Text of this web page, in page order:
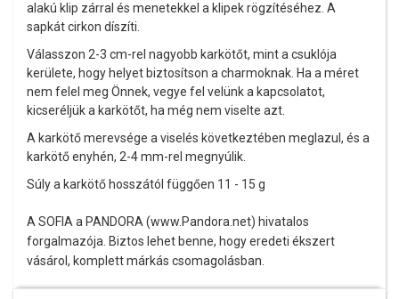
alakú klip zárral és menetekkel a klipek rögzítéséhez. A
sapkát cirkon díszíti.
Válasszon 2-3 cm-rel nagyobb karkötőt, mint a csuklója
kerülete, hogy helyet biztosítson a charmoknak. Ha a méret
nem felel meg Önnek, vegye fel velünk a kapcsolatot,
kicseréljük a karkötőt, ha még nem viselte azt.
A karkötő merevsége a viselés következtében meglazul, és a
karkötő enyhén, 2-4 mm-rel megnyúlik.
Súly a karkötő hosszától függően 11 - 15 g
A SOFIA a PANDORA (www.Pandora.net) hivatalos
forgalmazója. Biztos lehet benne, hogy eredeti ékszert
vásárol, komplett márkás csomagolásban.